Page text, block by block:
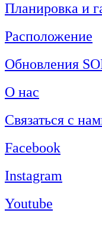
Планировка и
Расположение
Обновления
О нас
Связаться с
Facebook
Instagram
Youtube